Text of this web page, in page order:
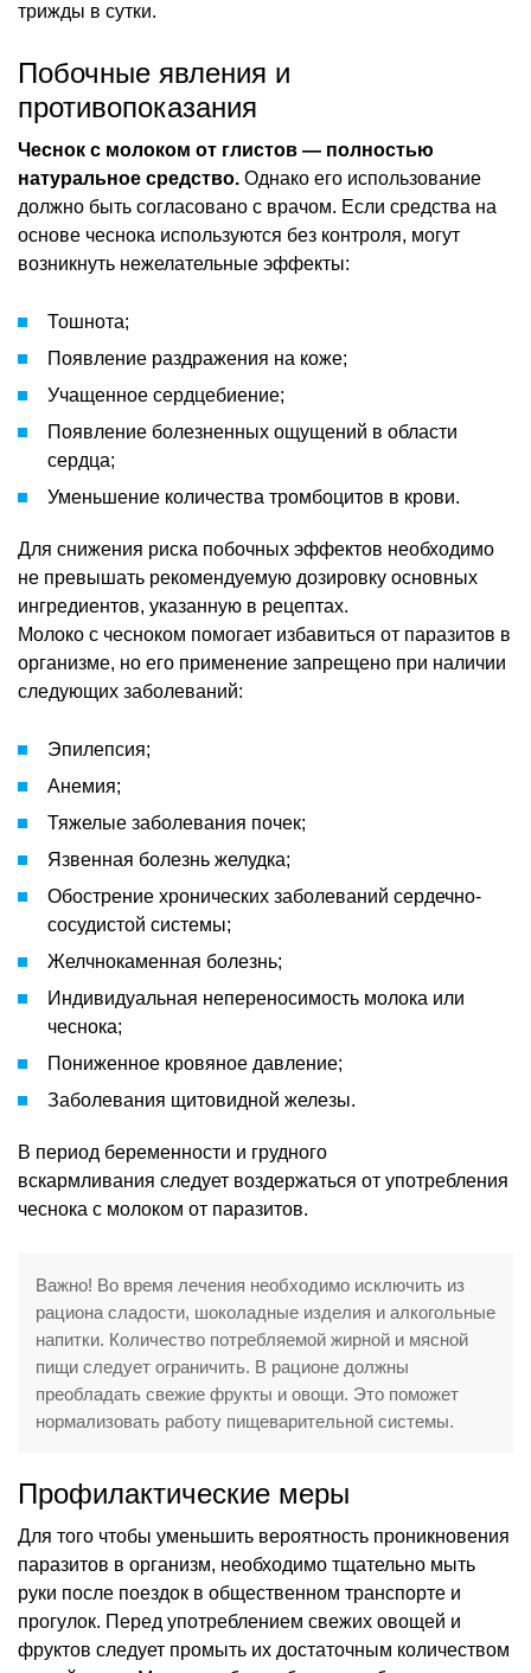
трижды в сутки.
Побочные явления и
противопоказания
Чеснок с молоком от глистов — полностью
натуральное средство. Однако его использование
должно быть согласовано с врачом. Если средства на
основе чеснока используются без контроля, могут
возникнуть нежелательные эффекты:
Тошнота;
Появление раздражения на коже;
Учащенное сердцебиение;
Появление болезненных ощущений в области
сердца;
Уменьшение количества тромбоцитов в крови.
Для снижения риска побочных эффектов необходимо
не превышать рекомендуемую дозировку основных
ингредиентов, указанную в рецептах.
Молоко с чесноком помогает избавиться от паразитов в
организме, но его применение запрещено при наличии
следующих заболеваний:
Эпилепсия;
Анемия;
Тяжелые заболевания почек;
Язвенная болезнь желудка;
Обострение хронических заболеваний сердечно-
сосудистой системы;
Желчнокаменная болезнь;
Индивидуальная непереносимость молока или
чеснока;
Пониженное кровяное давление;
Заболевания щитовидной железы.
В период беременности и грудного
вскармливания следует воздержаться от употребления
чеснока с молоком от паразитов.
Важно! Во время лечения необходимо исключить из
рациона сладости, шоколадные изделия и алкогольные
напитки. Количество потребляемой жирной и мясной
пищи следует ограничить. В рационе должны
преобладать свежие фрукты и овощи. Это поможет
нормализовать работу пищеварительной системы.
Профилактические меры
Для того чтобы уменьшить вероятность проникновения
паразитов в организм, необходимо тщательно мыть
руки после поездок в общественном транспорте и
прогулок. Перед употреблением свежих овощей и
фруктов следует промыть их достаточным количеством